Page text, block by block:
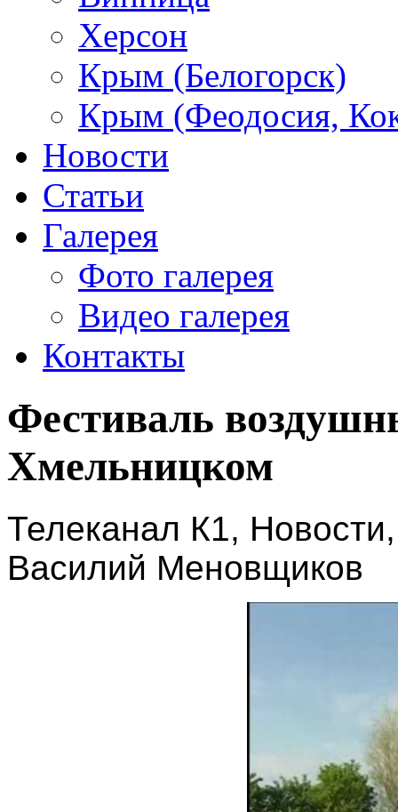
Херсон
Крым (Белогорск)
Крым (Феодосия,
Новости
Статьи
Галерея
Фото галерея
Видео галерея
Контакты
Фестиваль
Хмельницком
Телеканал К1,
Василий Меновщиков